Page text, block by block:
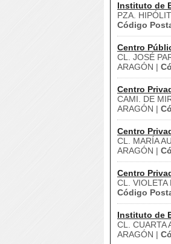
Instituto de
PZA.
Código
Centro
CL. JOSÉ
ARAGÓN |
Centro
CAMI. DE
ARAGÓN |
Centro
CL. MARÍA
ARAGÓN |
Centro
CL. VIOLETA
Código
Instituto de
CL. CUARTA
ARAGÓN |